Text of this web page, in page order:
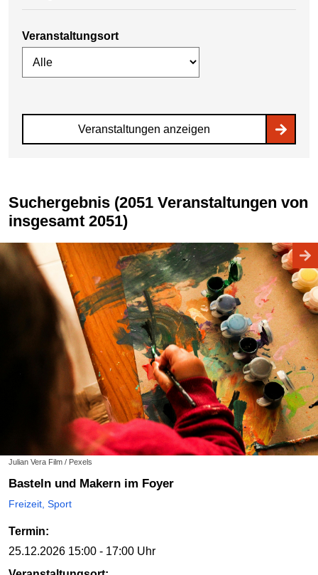
Veranstaltungsort
Veranstaltungen anzeigen
Suchergebnis (2051 Veranstaltungen von
insgesamt 2051)
Julian Vera Film / Pexels
Basteln und Makern im Foyer
Freizeit, Sport
Termin:
25.12.2026 15:00 - 17:00 Uhr